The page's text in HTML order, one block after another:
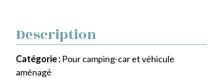
Description
Catégorie : Pour camping-car et véhicule
aménagé